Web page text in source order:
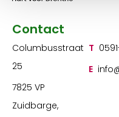
Contact
Columbusstraat
25
7825 VP
Zuidbarge,
T
E